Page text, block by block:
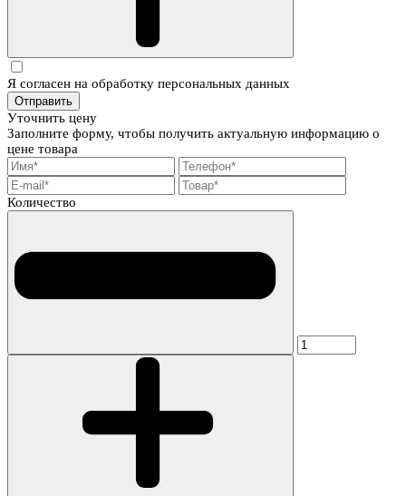
Я согласен на обработку персональных данных
Отправить
Уточнить цену
Заполните форму, чтобы получить актуальную информацию о
цене товара
Количество